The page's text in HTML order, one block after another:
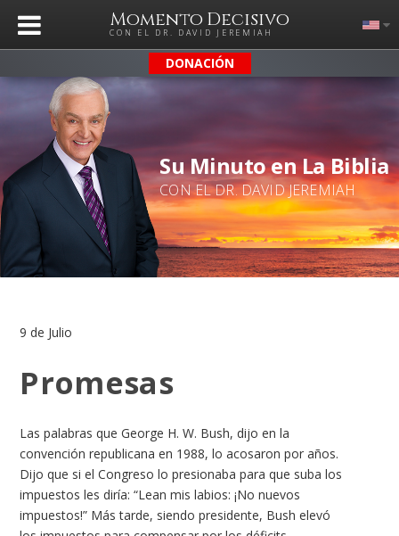
Momento Decisivo
CON EL DR. DAVID JEREMIAH
DONACIÓN
Su Minuto en La Biblia
CON EL DR. DAVID JEREMIAH
9 de Julio
Promesas
Las palabras que George H. W. Bush, dijo en la
convención republicana en 1988, lo acosaron por años.
Dijo que si el Congreso lo presionaba para que suba los
impuestos les diría: “Lean mis labios: ¡No nuevos
impuestos!” Más tarde, siendo presidente, Bush elevó